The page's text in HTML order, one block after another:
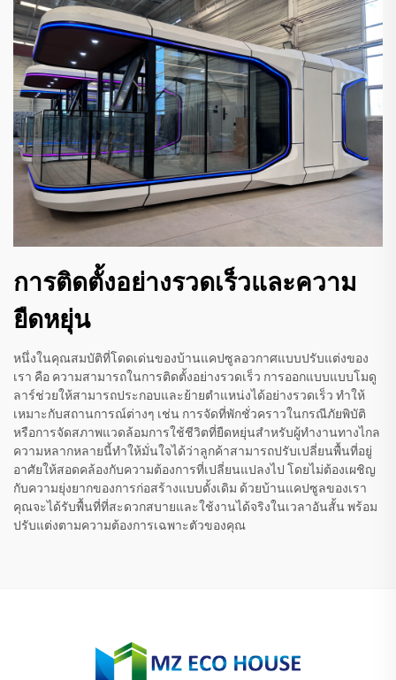
การติดตั้งอย่างรวดเร็วและความ
ยืดหยุ่น
หนึ่งในคุณสมบัติที่โดดเด่นของบ้านแคปซูลอวกาศแบบปรับแต่งของ
เรา คือ ความสามารถในการติดตั้งอย่างรวดเร็ว การออกแบบแบบโมดู
ลาร์ช่วยให้สามารถประกอบและย้ายตำแหน่งได้อย่างรวดเร็ว ทำให้
เหมาะกับสถานการณ์ต่างๆ เช่น การจัดที่พักชั่วคราวในกรณีภัยพิบัติ
หรือการจัดสภาพแวดล้อมการใช้ชีวิตที่ยืดหยุ่นสำหรับผู้ทำงานทางไกล
ความหลากหลายนี้ทำให้มั่นใจได้ว่าลูกค้าสามารถปรับเปลี่ยนพื้นที่อยู่
อาศัยให้สอดคล้องกับความต้องการที่เปลี่ยนแปลงไป โดยไม่ต้องเผชิญ
กับความยุ่งยากของการก่อสร้างแบบดั้งเดิม ด้วยบ้านแคปซูลของเรา
คุณจะได้รับพื้นที่ที่สะดวกสบายและใช้งานได้จริงในเวลาอันสั้น พร้อม
ปรับแต่งตามความต้องการเฉพาะตัวของคุณ